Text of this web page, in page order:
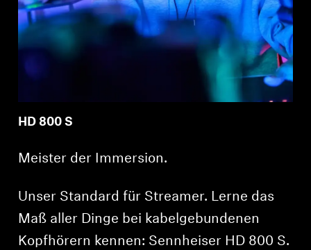
HD 800 S
Meister der Immersion.
Unser Standard für Streamer. Lerne das
Maß aller Dinge bei kabelgebundenen
Kopfhörern kennen: Sennheiser HD 800 S.